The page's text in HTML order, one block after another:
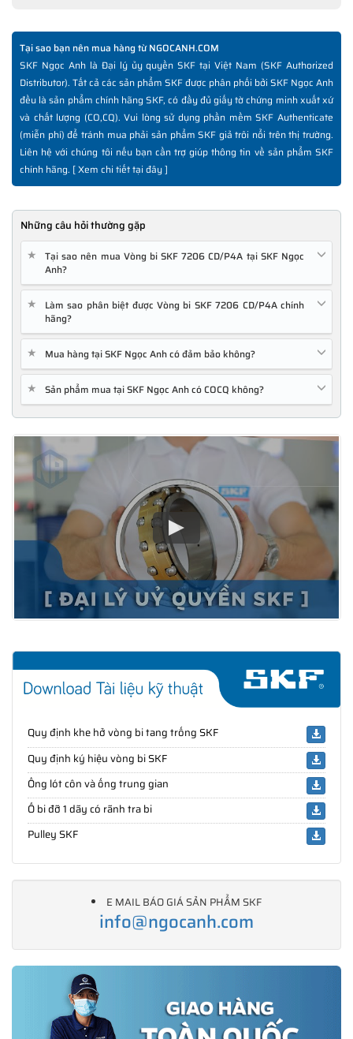
Tại sao bạn nên mua hàng từ NGOCANH.COM
SKF Ngọc Anh là Đại lý ủy quyền SKF tại Việt Nam (SKF Authorized
Distributor). Tất cả các sản phẩm SKF được phân phối bởi SKF Ngọc Anh
đều là sản phẩm chính hãng SKF, có đầy đủ giấy tờ chứng minh xuất xứ
và chất lượng (CO,CQ). Vui lòng sử dụng phần mềm SKF Authenticate
(miễn phí) để tránh mua phải sản phẩm SKF giả trôi nổi trên thị trường.
Liên hệ với chúng tôi nếu bạn cần trợ giúp thông tin về sản phẩm SKF
chính hãng. [Xem chi tiết tại đây]
Những câu hỏi thường gặp
★
Tại sao nên mua Vòng bi SKF 7206 CD/P4A tại SKF Ngọc
Anh?
★
Làm sao phân biệt được Vòng bi SKF 7206 CD/P4A chính
hãng?
★ Mua hàng tại SKF Ngọc Anh có đảm bảo không?
★ Sản phẩm mua tại SKF Ngọc Anh có COCQ không?
Quy định khe hở vòng bi tang trống SKF
Quy định ký hiệu vòng bi SKF
Ống lót côn và ống trung gian
Ổ bi đỡ 1 dãy có rãnh tra bi
Pulley SKF
E MAIL BÁO GIÁ SẢN PHẨM SKF
info@ngocanh.com